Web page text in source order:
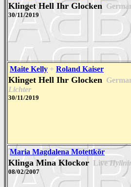
Klinget Hell Ihr Glocken
30/11/2019
Maite Kelly + Roland Kaiser
Klinget Hell Ihr Glocken
Lichter
30/11/2019
Maria Magdalena Motettkör
Klinga Mina Klockor Live
08/02/2007